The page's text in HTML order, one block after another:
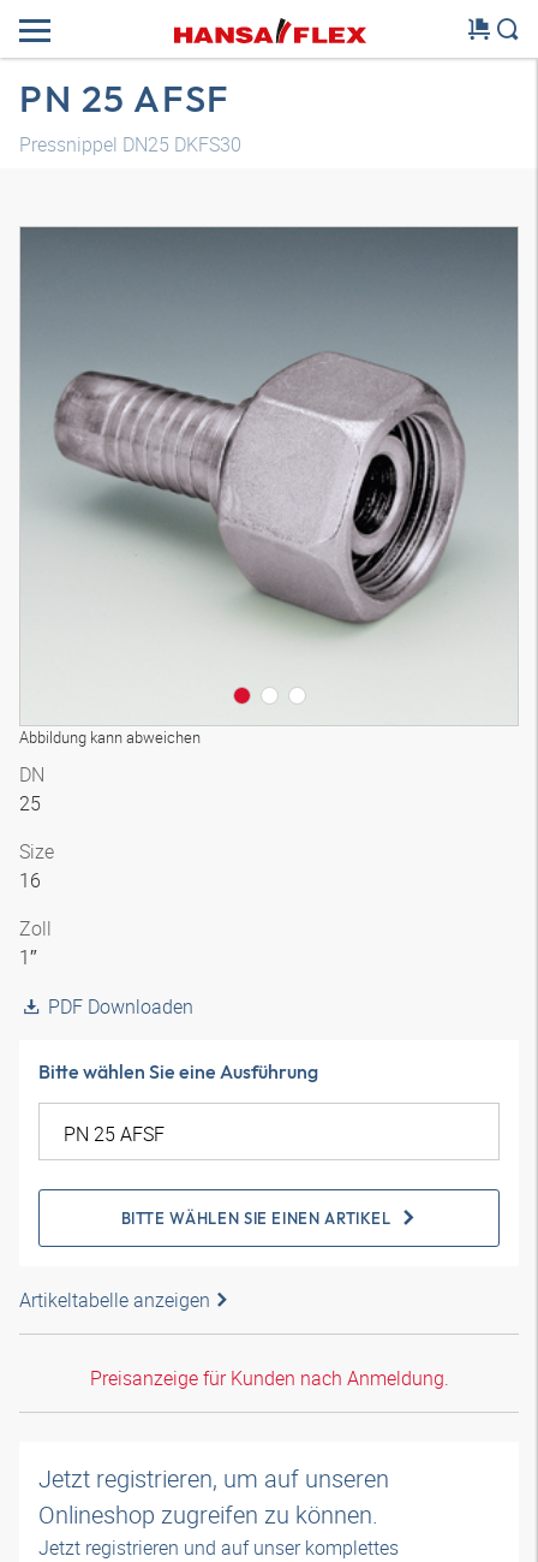
PN 25 AFSF
Pressnippel DN25 DKFS30
Abbildung kann abweichen
3D Modell
DN
25
Size
16
Zoll
1″
PDF Downloaden
Bitte wählen Sie eine Ausführung
BITTE WÄHLEN SIE EINEN ARTIKEL
Artikeltabelle anzeigen
Preisanzeige für Kunden nach Anmeldung.
Jetzt registrieren, um auf unseren
Onlineshop zugreifen zu können.
Jetzt registrieren und auf unser komplettes